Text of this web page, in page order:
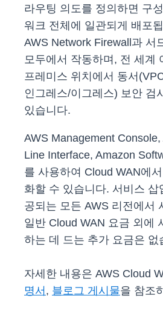
라우팅 의도를 정의하면 구
워크 전체에 일관되게 배포
AWS Network Firewall과 서
모두에서 작동하며, 전 세계
프레미스 위치에서 동서
인그레스/이그레스) 보안 검
있습니다.
AWS Management
Line Interface, Amazon
를 사용하여 Cloud WAN에
화할 수 있습니다. 서비스 삽
공되는 모든 AWS 리전에서
일반 Cloud WAN 요금 외에
하는 데 드는 추가 요금은 없
자세한 내용은 AWS Cloud
명서 , 블로그 게시물을 참조